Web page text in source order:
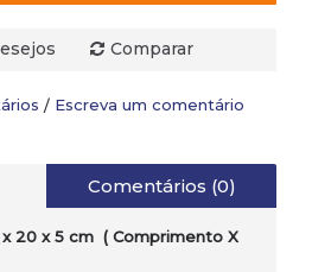
Comparar
/ Escreva um comentário
Comentários (0)
20 x 5 cm ( Comprimento X